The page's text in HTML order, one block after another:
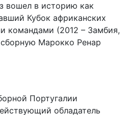
вошел в историю как
Кубок африканских
командами (2012 – Замбия,
Марокко Ренар
Португалии
обладатель